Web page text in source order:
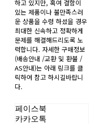
하고 있지만, 혹여 결함이
있는 제품이나 불만족스러
운 상품을 수령 하셨을 경우
최대한 신속하고 정확하게
문제를 해결해드리도록 노
력합니다. 자세한 구매정보
(배송안내 /교환 및 환불 /
AS안내)는 아래 링크를 클
릭하여 참고 하시길바랍니
다.
페이스북
카카오톡